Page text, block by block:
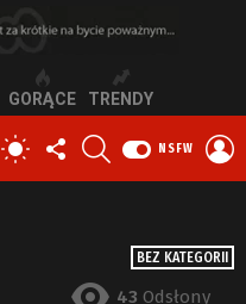
GORĄCE TRENDY
PRZEŁĄCZ
SKÓRKĘ
OBSERWUJ
NAS
NSFW
BEZ KATEGORII
43 Odsłony